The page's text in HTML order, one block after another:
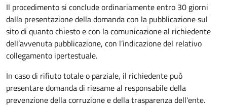
Il procedimento si conclude ordinariamente entro 30 giorni
dalla presentazione della domanda con la pubblicazione sul
sito di quanto chiesto e con la comunicazione al richiedente
dell’avvenuta pubblicazione, con l’indicazione del relativo
collegamento ipertestuale.
In caso di rifiuto totale o parziale, il richiedente può
presentare domanda di riesame al responsabile della
prevenzione della corruzione e della trasparenza dell'ente.